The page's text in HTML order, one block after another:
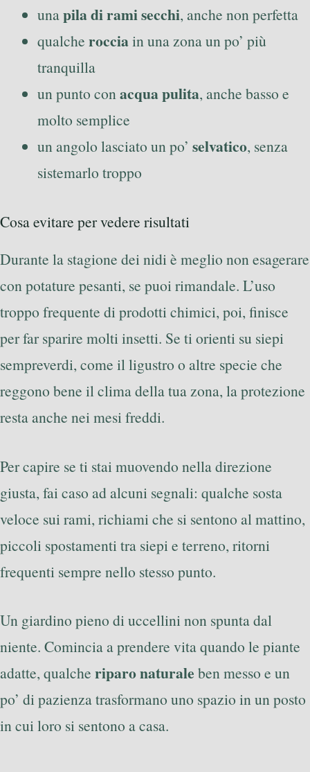
unapila di rami secchi, anche non perfetta
qualche rocciain una zona un po’ più
tranquilla
un punto conacqua pulita, anche basso e
molto semplice
un angolo lasciato un po’ selvatico, senza
sistemarlo troppo
Cosa evitare per vedere risultati
Durante la stagione dei nidi è meglio non esagerare
con potature pesanti, se puoi rimandale. L’uso
troppo frequente di prodotti chimici, poi, finisce
per far sparire molti insetti. Se ti orienti su siepi
sempreverdi, come il ligustro o altre specie che
reggono bene il clima della tua zona, la protezione
resta anche nei mesi freddi.
Per capire se ti stai muovendo nella direzione
giusta, fai caso ad alcuni segnali: qualche sosta
veloce sui rami, richiami che si sentono al mattino,
piccoli spostamenti tra siepi e terreno, ritorni
frequenti sempre nello stesso punto.
Un giardino pieno di uccellini non spunta dal
niente. Comincia a prendere vita quando le piante
adatte, qualche riparo naturale ben messo e un
po’ di pazienza trasformano uno spazio in un posto
in cui loro si sentono a casa.